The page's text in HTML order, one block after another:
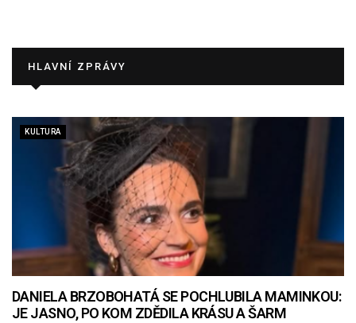
HLAVNÍ ZPRÁVY
KULTURA
DANIELA BRZOBOHATÁ SE POCHLUBILA MAMINKOU:
JE JASNO, PO KOM ZDĚDILA KRÁSU A ŠARM